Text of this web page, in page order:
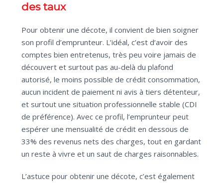
des taux
Pour obtenir une décote, il convient de bien soigner
son profil d’emprunteur. L’idéal, c’est d’avoir des
comptes bien entretenus, très peu voire jamais de
découvert et surtout pas au-delà du plafond
autorisé, le moins possible de crédit consommation,
aucun incident de paiement ni avis à tiers détenteur,
et surtout une situation professionnelle stable (CDI
de préférence). Avec ce profil, l’emprunteur peut
espérer une mensualité de crédit en dessous de
33% des revenus nets des charges, tout en gardant
un reste à vivre et un saut de charges raisonnables.
L’astuce pour obtenir une décote, c’est également